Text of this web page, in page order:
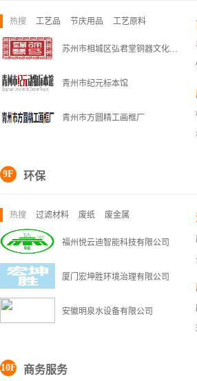
热搜 工艺品 节庆用品 工艺原料
苏州市相城区弘君堂铜器文化研究院
青州市纪元标本馆
青州市方圆精工画框厂
9F 环保
热搜 过滤材料 废纸 废金属
福州悦云迪智能科技有限公司
厦门宏坤胜环境治理有限公司
安徽明泉水设备有限公司
10F 商务服务